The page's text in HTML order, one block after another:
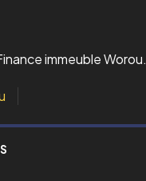
immeuble Worou.